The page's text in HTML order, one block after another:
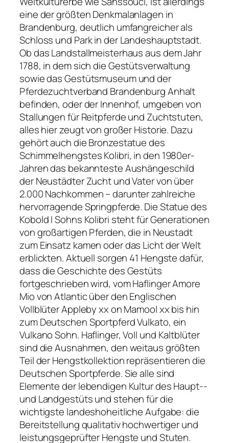
eine der größten Denkmalanlagen in
Brandenburg, deutlich umfangreicher als
Schloss und Park in der Landeshauptstadt.
Ob das Landstallmeisterhaus aus dem Jahr
1788, in dem sich die Gestütsverwaltung
sowie das Gestütsmuseum und der
Pferdezuchtverband Brandenburg Anhalt
befinden, oder der Innenhof, umgeben von
Stallungen für Reitpferde und Zuchtstuten,
alles hier zeugt von großer Historie. Dazu
gehört auch die Bronzestatue des
Schimmelhengstes Kolibri, in den 1980er­
Jahren das bekannteste Aushängeschild
der Neustädter Zucht und Vater von über
2.000 Nachkommen – darunter zahlreiche
hervorragende Springpferde. Die Statue des
Kobold ­I­ Sohns Kolibri steht für Generationen
von großartigen Pferden, die in Neustadt
zum Einsatz kamen oder das Licht der Welt
erblickten. Aktuell sorgen 41 Hengste dafür,
dass die Geschichte des Gestüts
fortgeschrieben wird, vom Haflinger Amore
Mio von Atlantic über den Englischen
Vollblüter Appleby xx on Mamool xx bis hin
zum Deutschen Sportpferd Vulkato, ein
Vulkano­ Sohn. Haflinger, Voll­ und Kaltblüter
sind die Ausnahmen, den weitaus größten
Teil der Hengstkollektion repräsentieren die
Deutschen Sportpferde. Sie alle sind
Elemente der lebendigen Kultur des Haupt-­
und Landgestüts und stehen für die
wichtigste landeshoheitliche Aufgabe: die
Bereitstellung qualitativ hochwertiger und
leistungsgeprüfter Hengste und Stuten.